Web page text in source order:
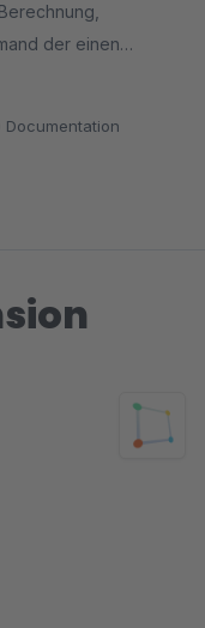
der einen
Documentation